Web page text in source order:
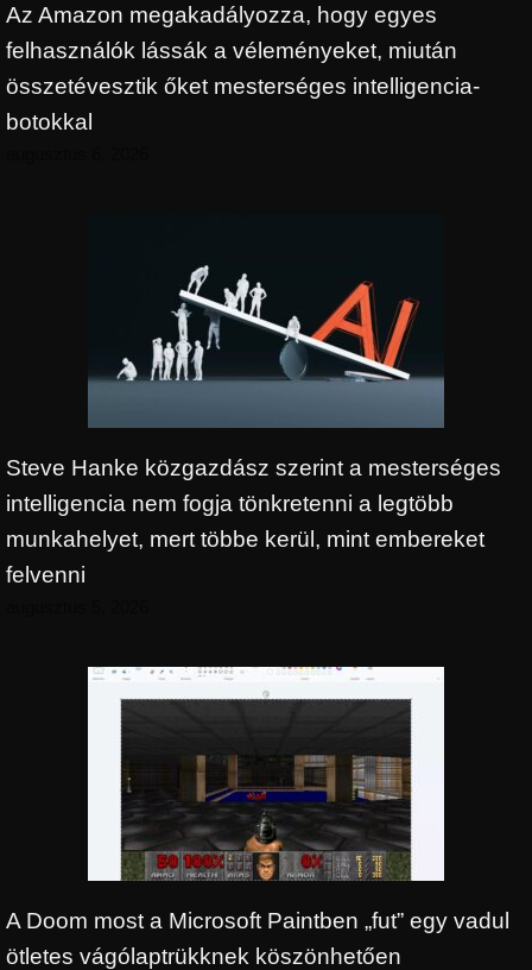
Az Amazon megakadályozza, hogy egyes
felhasználók lássák a véleményeket, miután
összetévesztik őket mesterséges intelligencia-
botokkal
Steve Hanke közgazdász szerint a mesterséges
intelligencia nem fogja tönkretenni a legtöbb
munkahelyet, mert többe kerül, mint embereket
felvenni
A Doom most a Microsoft Paintben „fut” egy vadul
ötletes vágólaptrükknek köszönhetően